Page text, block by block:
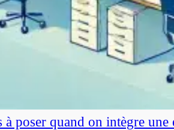
à poser quand on intègre